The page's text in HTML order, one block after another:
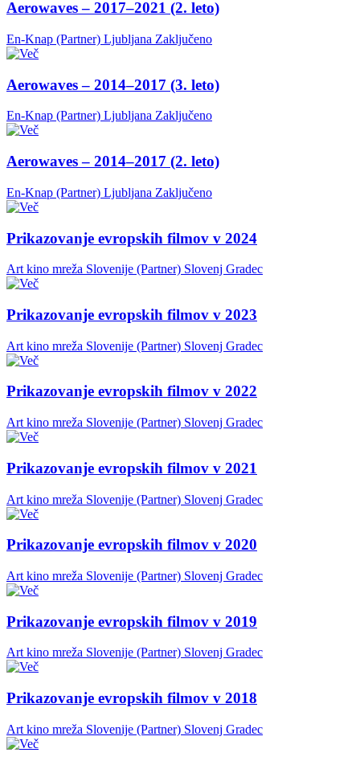
Aerowaves – 2017–2021 (2. leto)
En-Knap (Partner) Ljubljana Zaključeno
Aerowaves – 2014–2017 (3. leto)
En-Knap (Partner) Ljubljana Zaključeno
Aerowaves – 2014–2017 (2. leto)
En-Knap (Partner) Ljubljana Zaključeno
Prikazovanje evropskih filmov v 2024
Art kino mreža Slovenije (Partner) Slovenj Gradec
Prikazovanje evropskih filmov v 2023
Art kino mreža Slovenije (Partner) Slovenj Gradec
Prikazovanje evropskih filmov v 2022
Art kino mreža Slovenije (Partner) Slovenj Gradec
Prikazovanje evropskih filmov v 2021
Art kino mreža Slovenije (Partner) Slovenj Gradec
Prikazovanje evropskih filmov v 2020
Art kino mreža Slovenije (Partner) Slovenj Gradec
Prikazovanje evropskih filmov v 2019
Art kino mreža Slovenije (Partner) Slovenj Gradec
Prikazovanje evropskih filmov v 2018
Art kino mreža Slovenije (Partner) Slovenj Gradec